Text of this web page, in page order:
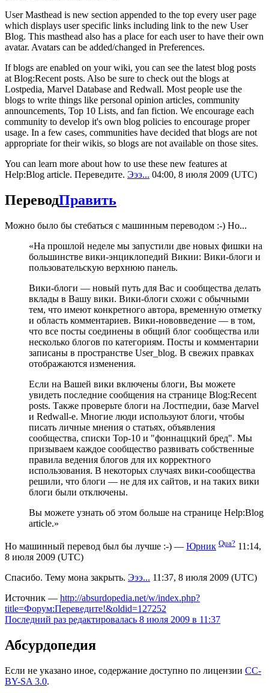
User Masthead is new section appended to the top every user page
which displays user specific links including link to the new User
Blog. This masthead also has a place for each user to have their own
avatar. Avatars can be added/changed in Preferences.
If blogs are enabled on your wiki, you can see the latest blog posts
at Blog:Recent posts. Also be sure to check out the blogs at
Lostpedia, Marvel Database and Redwall. Most people use the
blogs to write things like personal opinion articles, community
announcements, Top 10 Lists, and fan fiction. We encourage each
community to develop it's own blog policies to encourage proper
usage. In a few cases, communities have decided that blogs are not
appropriate for their wikis, so blogs are not available on those sites.
You can learn more about how to use these new features at
Help:Blog article. Переведите. Эээ... 04:00, 8 июля 2009 (UTC)
ПереводПравить
Можно было бы стебаться с машинным переводом :-) Но...
«На прошлой неделе мы запустили две новых фишки на
большинстве вики-энциклопедий Викии: Вики-блоги и
пользовательскую верхнюю панель.
Вики-блоги — новый путь для Вас и сообщества делать
вклады в Вашу вики. Вики-блоги схожи с обычными
тем, что имеют конкретного автора, временну́ю отметку
и область комментариев. Вики-нововведение — в том,
что все посты соединены в общий блог сообщества или
несколько блогов по категориям. Посты и комментарии
записаны в пространстве User_blog. В свежих правках
отображаются изменения.
Если на Вашей вики включены блоги, Вы можете
увидеть последние сообщения на странице Blog:Recent
posts. Также проверьте блоги на Лостпедии, базе Marvel
и Redwall-е. Многие люди используют блоги, чтобы
писать личные мнения о статьях, объявления
сообщества, списки Top-10 и "фоннаццкий бред". Мы
призываем каждое сообщество развивать собственные
правила ведения блогов для их корректного
использования. В некоторых случаях вики-сообщества
решили, что блоги — не для их сайтов, и на таких вики
блоги были отключены.
Вы можете узнать об этом больше на странице Help:Blog
article.»
Но машинный перевод был бы лучше :-) — Юрник Qua? 11:14,
8 июля 2009 (UTC)
Спасибо. Тему мона закрыть. Эээ... 11:37, 8 июля 2009 (UTC)
Источник — http://absurdopedia.net/w/index.php?
title=Форум:Переведите!&oldid=127252
Последний раз редактировалась 8 июля 2009 в 11:37
Абсурдопедия
Если не указано иное, содержание доступно по лицензии CC-
BY-SA 3.0.